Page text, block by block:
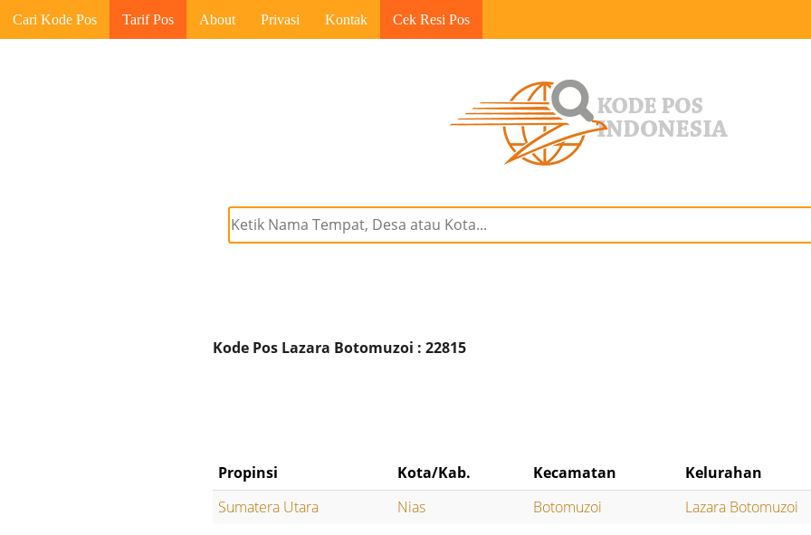
Cari Kode Pos Tarif Pos About Privasi Kontak Cek Resi Pos
Kode Pos Lazara Botomuzoi : 22815
Propinsi Kota/Kab. Kecamatan
Kelurahan
Sumatera Utara
Nias Botomuzoi Lazara Botomuzoi